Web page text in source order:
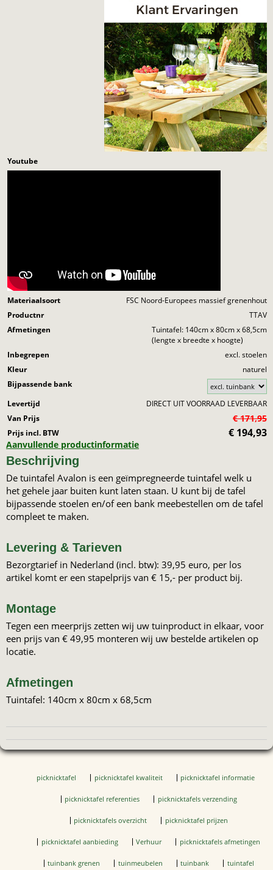
Youtube
Materiaalsoort
FSC Noord-Europees massief grenenhout
Productnr
TTAV
Afmetingen
Tuintafel: 140cm x 80cm x 68,5cm
(lengte x breedte x hoogte)
Inbegrepen
excl. stoelen
Kleur
naturel
Bijpassende bank
Levertijd
DIRECT UIT VOORRAAD LEVERBAAR
Van Prijs
€ 171,95
Prijs incl. BTW € 194,93
Aanvullende productinformatie
Beschrijving
De tuintafel Avalon is een geïmpregneerde tuintafel welk u
het gehele jaar buiten kunt laten staan. U kunt bij de tafel
bijpassende stoelen en/of een bank meebestellen om de tafel
compleet te maken.
Levering & Tarieven
Bezorgtarief in Nederland (incl. btw): 39,95 euro, per los
artikel komt er een stapelprijs van € 15,- per product bij.
Montage
Tegen een meerprijs zetten wij uw tuinproduct in elkaar, voor
een prijs van € 49,95 monteren wij uw bestelde artikelen op
locatie.
Afmetingen
Tuintafel: 140cm x 80cm x 68,5cm
picknicktafel picknicktafel kwaliteit picknicktafel informatie
picknicktafel referenties picknicktafels verzending
picknicktafels overzicht picknicktafel prijzen
picknicktafel aanbieding Verhuur picknicktafels afmetingen
tuinbank grenen tuinmeubelen tuinbank tuintafel